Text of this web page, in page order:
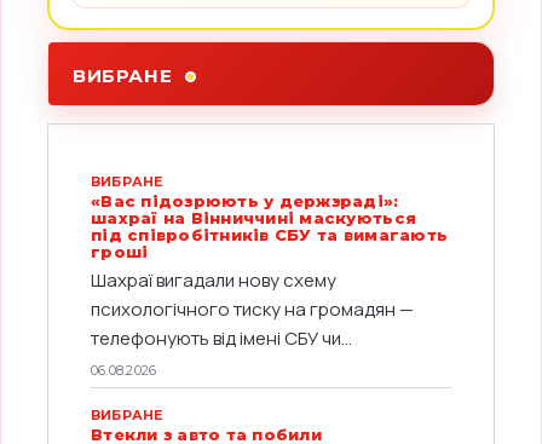
ВИБРАНЕ
ВИБРАНЕ
«Вас підозрюють у держзраді»:
шахраї на Вінниччині маскуються
під співробітників СБУ та вимагають
гроші
Шахраї вигадали нову схему
психологічного тиску на громадян —
телефонують від імені СБУ чи...
06.08.2026
ВИБРАНЕ
Втекли з авто та побили